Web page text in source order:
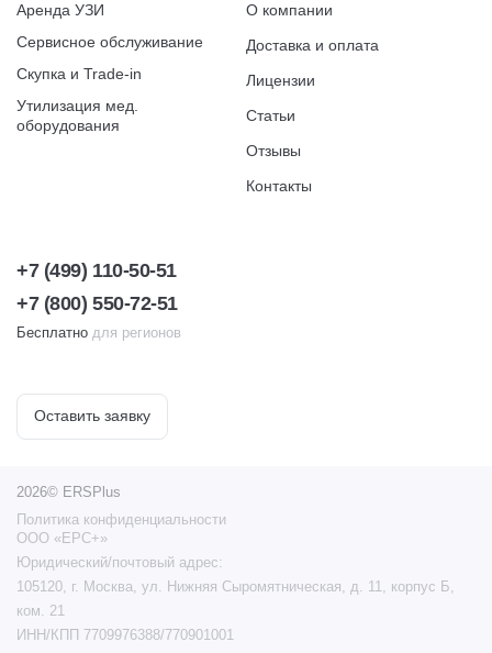
Аренда УЗИ
Сервисное обслуживание
Скупка и Trade-in
Утилизация мед.
оборудования
О компании
Доставка и оплата
Лицензии
Статьи
Отзывы
Контакты
+7 (499) 110-50-51
+7 (800) 550-72-51
Бесплатно для регионов
Оставить заявку
2026© ERSPlus
Политика конфиденциальности
ООО «ЕРС+»
Юридический/почтовый адрес:
105120, г. Москва, ул. Нижняя Сыромятническая, д. 11, корпус Б,
ком. 21
ИНН/КПП 7709976388/770901001